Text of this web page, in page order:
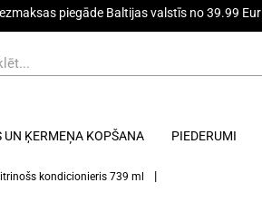
piegāde Baltijas valstīs no 39.99 Eur
UN ĶERMEŅA KOPŠANA PIEDERUMI
kondicionieris 739 ml